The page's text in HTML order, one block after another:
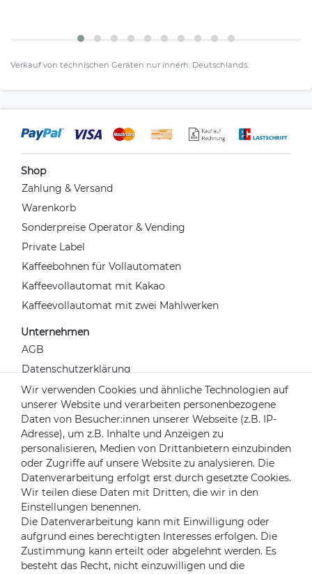
Verkauf von technischen Geräten nur innerh. Deutschlands.
Shop
Zahlung & Versand
Warenkorb
Sonderpreise Operator & Vending
Private Label
Kaffeebohnen für Vollautomaten
Kaffeevollautomat mit Kakao
Kaffeevollautomat mit zwei Mahlwerken
Unternehmen
AGB
Datenschutzerklärung
Widerrufsrecht
Impressum
Kontakt
Über uns
Mein Konto
Login
Registrieren
Versandpartner
Wir verwenden Cookies und ähnliche Technologien auf
unserer Website und verarbeiten personenbezogene
Daten von Besucher:innen unserer Webseite (z.B. IP-
Adresse), um z.B. Inhalte und Anzeigen zu
personalisieren, Medien von Drittanbietern einzubinden
oder Zugriffe auf unsere Website zu analysieren. Die
Datenverarbeitung erfolgt erst durch gesetzte Cookies.
Wir teilen diese Daten mit Dritten, die wir in den
Einstellungen benennen.
Die Datenverarbeitung kann mit Einwilligung oder
aufgrund eines berechtigten Interesses erfolgen. Die
Zustimmung kann erteilt oder abgelehnt werden. Es
besteht das Recht, nicht einzuwilligen und die